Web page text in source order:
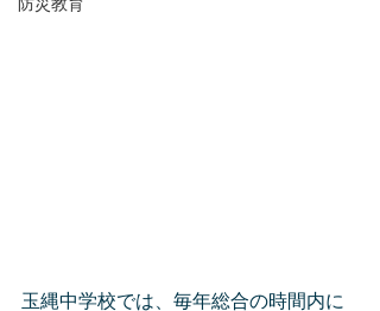
玉縄中学校では、毎年総合の時間内に